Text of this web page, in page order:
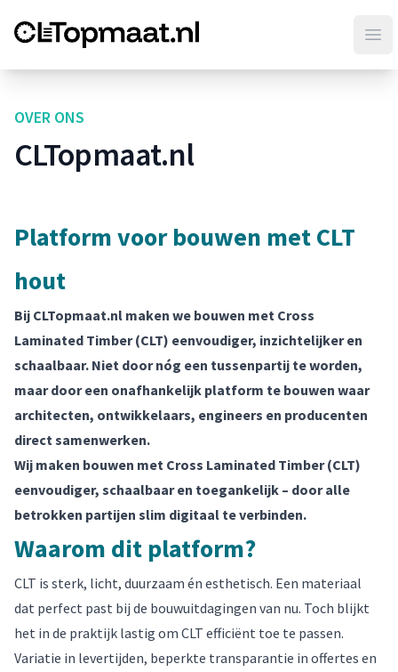
CLT op maat
OVER ONS
CLTopmaat.nl
Platform voor bouwen met CLT
hout
Bij CLTopmaat.nl maken we bouwen met Cross
Laminated Timber (CLT) eenvoudiger, inzichtelijker en
schaalbaar. Niet door nóg een tussenpartij te worden,
maar door een onafhankelijk platform te bouwen waar
architecten, ontwikkelaars, engineers en producenten
direct samenwerken.
Wij maken bouwen met Cross Laminated Timber (CLT)
eenvoudiger, schaalbaar en toegankelijk – door alle
betrokken partijen slim digitaal te verbinden.
Waarom dit platform?
CLT is sterk, licht, duurzaam én esthetisch. Een materiaal
dat perfect past bij de bouwuitdagingen van nu. Toch blijkt
het in de praktijk lastig om CLT efficiënt toe te passen.
Variatie in levertijden, beperkte transparantie in offertes en